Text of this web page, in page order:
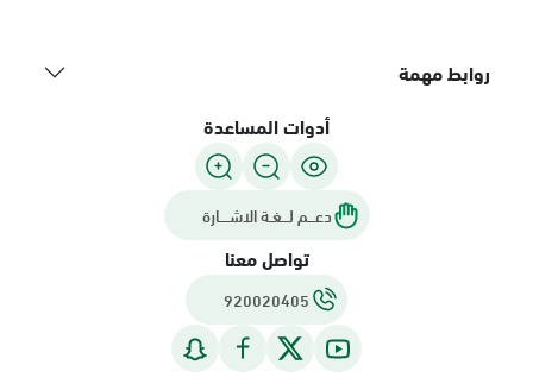
روابط مهمة
أدوات المساعدة
دعـــم لـــغـة الاشــــارة
تواصل معنا
920020405